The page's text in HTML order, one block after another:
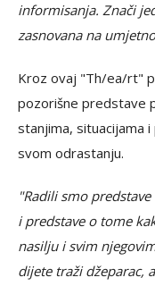
informisanja. Znači
zasnovana na
Kroz ovaj "Th/ea/rt"
pozorišne predstave
stanjima, situacijama
svom odrastanju.
"Radili smo
i predstave o tome
nasilju i svim
dijete traži džeparac,